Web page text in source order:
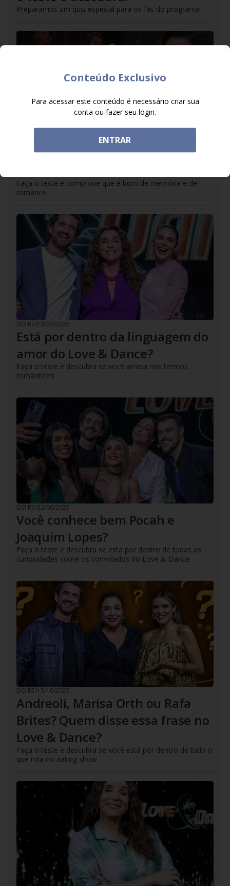
Preparamos um quiz especial para os fãs do programa
Você se lembra de todos os
Faça o teste e comprove que é bom de memória e de
romance
DO R7/12/07/2025
Está por dentro da linguagem do
amor do Love & Dance?
Faça o teste e descubra se você arrasa nos termos
românticos
DO R7/22/06/2025
Você conhece bem Pocah e
Joaquim Lopes?
Faça o teste e descubra se está por dentro de todas as
curiosidades sobre os convidados do Love & Dance
DO R7/15/10/2025
Andreoli, Marisa Orth ou Rafa
Brites? Quem disse essa frase no
Love & Dance?
Faça o teste e descubra se você está por dentro de tudo o
que rola no dating show
Conteúdo Exclusivo
Para acessar este conteúdo é necessário criar sua
conta ou fazer seu login.
ENTRAR